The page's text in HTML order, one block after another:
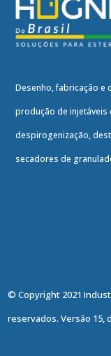
Desenho, fabricação e
produção de injetáveis
despirogenização,
secadores de
© Copyright 2021
reservados. Versão 15,